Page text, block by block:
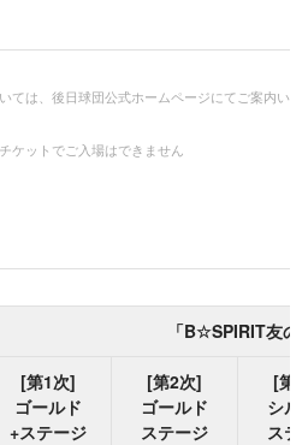
ては、後日球団公式ホームページにてご案内い
ケットでご入場はできません
「B☆SPIRIT友の
[第1次]
ゴールド
+ステージ
[第2次]
ゴールド
ステージ
[第
シル
ステ